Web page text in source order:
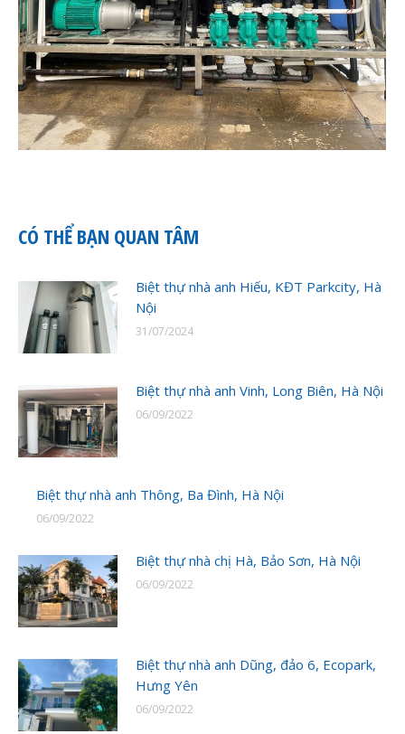
CÓ THỂ BẠN QUAN TÂM
Biệt thự nhà anh Hiếu, KĐT Parkcity, Hà
Nội
31/07/2024
Biệt thự nhà anh Vinh, Long Biên, Hà Nội
06/09/2022
Biệt thự nhà anh Thông, Ba Đình, Hà Nội
06/09/2022
Biệt thự nhà chị Hà, Bảo Sơn, Hà Nội
06/09/2022
Biệt thự nhà anh Dũng, đảo 6, Ecopark,
Hưng Yên
06/09/2022